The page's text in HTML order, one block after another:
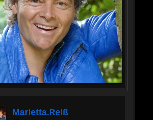
Marietta.reiß